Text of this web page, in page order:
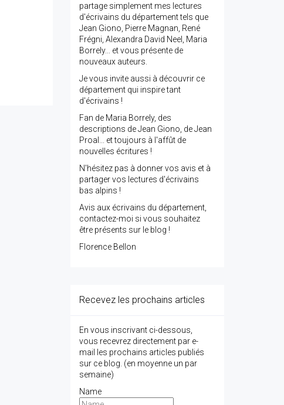
partage simplement mes lectures
d'écrivains du département tels que
Jean Giono, Pierre Magnan, René
Frégni, Alexandra David Neel, Maria
Borrely... et vous présente de
nouveaux auteurs.
Je vous invite aussi à découvrir ce
département qui inspire tant
d'écrivains !
Fan de Maria Borrely, des
descriptions de Jean Giono, de Jean
Proal... et toujours à l'affût de
nouvelles écritures !
N'hésitez pas à donner vos avis et à
partager vos lectures d'écrivains
bas alpins !
Avis aux écrivains du département,
contactez-moi si vous souhaitez
être présents sur le blog !
Florence Bellon
Recevez les prochains articles
En vous inscrivant ci-dessous,
vous recevrez directement par e-
mail les prochains articles publiés
sur ce blog. (en moyenne un par
semaine)
Name